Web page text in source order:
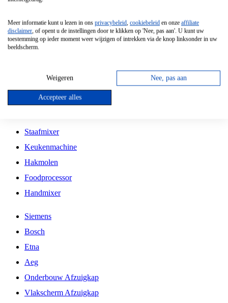
Vrijstaande Magnetron
Vrijstaande Kookplaat
Inbouw Gaskookplaat
Inbouw Keramische Kookplaat
Kookplaat Accessoires
Staafmixer
Keukenmachine
Hakmolen
Foodprocessor
Handmixer
Siemens
Bosch
Etna
Aeg
Onderbouw Afzuigkap
Vlakscherm Afzuigkap
Meer informatie kunt u lezen in ons privacybeleid, cookiebeleid en onze affiliate
disclaimer, of opent u de instellingen door te klikken op 'Nee, pas aan'. U kunt uw
toestemming op ieder moment weer wijzigen of intrekken via de knop linksonder in uw
beeldscherm.
Weigeren Nee, pas aan
Accepteer alles